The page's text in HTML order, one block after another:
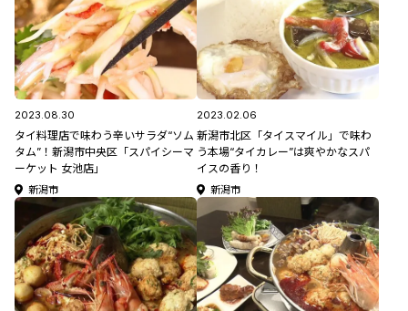
2023.08.30
タイ料理店で味わう辛いサラダ“ソム
タム”！新潟市中央区「スパイシーマ
ーケット 女池店」
新潟市
2023.02.06
新潟市北区「タイスマイル」で味わ
う本場“タイカレー”は爽やかなスパ
イスの香り！
新潟市